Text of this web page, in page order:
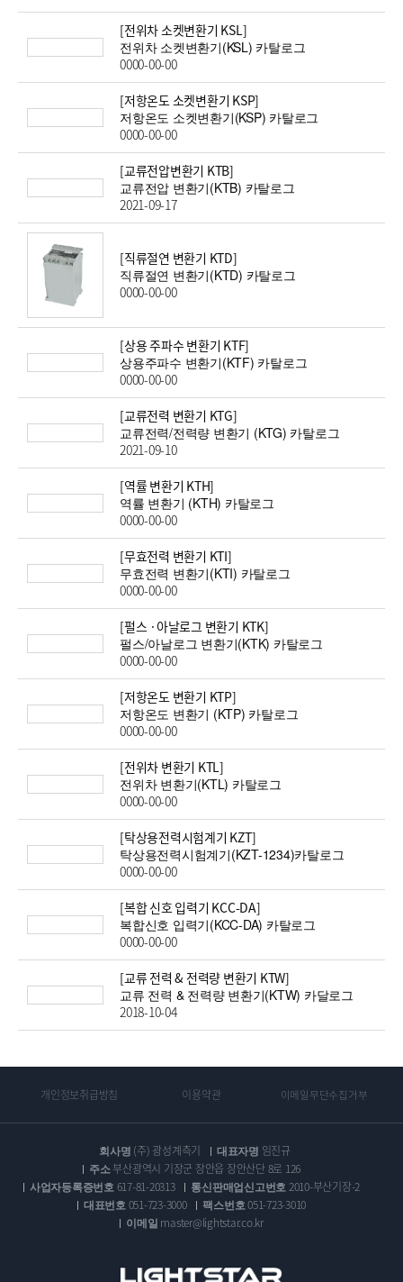
[전위차 소켓변환기 KSL]
전위차 소켓변환기(KSL) 카탈로그
0000-00-00
[저항온도 소켓변환기 KSP]
저항온도 소켓변환기(KSP) 카탈로그
0000-00-00
[교류전압변환기 KTB]
교류전압 변환기(KTB) 카탈로그
2021-09-17
[직류절연 변환기 KTD]
직류절연 변환기(KTD) 카탈로그
0000-00-00
[상용 주파수 변환기 KTF]
상용주파수 변환기(KTF) 카탈로그
0000-00-00
[교류전력 변환기 KTG]
교류전력/전력량 변환기 (KTG) 카탈로그
2021-09-10
[역률 변환기 KTH]
역률 변환기 (KTH) 카탈로그
0000-00-00
[무효전력 변환기 KTI]
무효전력 변환기(KTI) 카탈로그
0000-00-00
[펄스 ·아날로그 변환기 KTK]
펄스/아날로그 변환기(KTK) 카탈로그
0000-00-00
[저항온도 변환기 KTP]
저항온도 변환기 (KTP) 카탈로그
0000-00-00
[전위차 변환기 KTL]
전위차 변환기(KTL) 카탈로그
0000-00-00
[탁상용전력시험계기 KZT]
탁상용전력시험계기(KZT-1234)카탈로그
0000-00-00
[복합 신호 입력기 KCC-DA]
복합신호 입력기(KCC-DA) 카탈로그
0000-00-00
[교류 전력 & 전력량 변환기 KTW]
교류 전력 & 전력량 변환기(KTW) 카달로그
2018-10-04
개인정보취급방침 이용약관 이메일무단수집거부
회사명 (주) 광성계측기 대표자명 임진규
주소부산광역시 기장군 장안읍 장안산단 8로 126
사업자등록증번호617-81-20313 통신판매업신고번호2010-부산기장-2
대표번호051-723-3000 팩스번호051-723-3010
이메일 master@lightstar.co.kr